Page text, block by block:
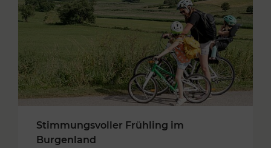
Stimmungsvoller Frühling im
Burgenland